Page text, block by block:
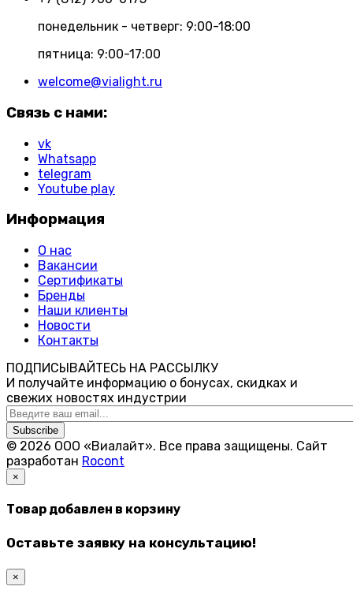
понедельник - четверг: 9:00-18:00
пятница: 9:00-17:00
welcome@vialight.ru
Связь с нами:
vk
Whatsapp
telegram
Youtube play
Информация
О нас
Вакансии
Сертификаты
Бренды
Наши клиенты
Новости
Контакты
ПОДПИСЫВАЙТЕСЬ НА РАССЫЛКУ
И получайте информацию о бонусах, скидках и
свежих новостях индустрии
Subscribe
© 2026 ООО «Виалайт». Все права защищены. Cайт
разработан Rocont
×
Товар добавлен в корзину
Оставьте заявку на консультацию!
×